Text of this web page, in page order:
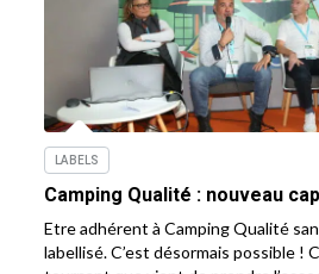
LABELS
Camping Qualité : nouveau
Etre adhérent à Camping Qualité
labellisé. C’est désormais possible !